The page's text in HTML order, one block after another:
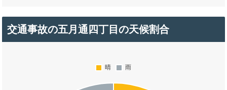
交通事故の五月通四丁目の天候割合